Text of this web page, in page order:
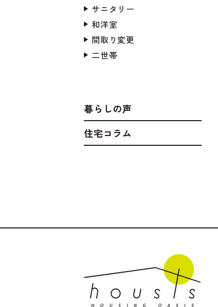
サニタリー
和洋室
間取り変更
二世帯
暮らしの声
住宅コラム